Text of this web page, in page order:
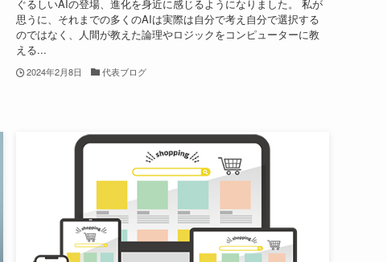
ぐるしいAIの登場、進化を身近に感じるようになりました。 私が
思うに、それまでの多くのAIは実際は自分で考え自分で選択する
のではなく、人間が教えた論理やロジックをコンピューターに教
える...
2024年2月8日 代表ブログ